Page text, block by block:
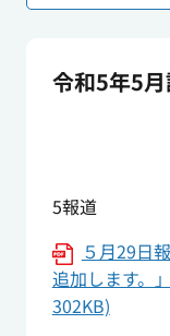
令和5年5
5報道
５月29日
追加します。
302KB)